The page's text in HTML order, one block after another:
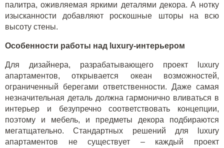
палитра, оживляемая яркими деталями декора. А нотку
изысканности добавляют роскошные шторы на всю
высоту стены.
Особенности работы над luxury-интерьером
Для дизайнера, разрабатывающего проект luxury
апартаментов, открывается океан возможностей,
ограниченный берегами ответственности. Даже самая
незначительная деталь должна гармонично вливаться в
интерьер и безупречно соответствовать концепции,
поэтому и мебель, и предметы декора подбираются
мегатщательно. Стандартных решений для luxury
апартаментов не существует – каждый проект